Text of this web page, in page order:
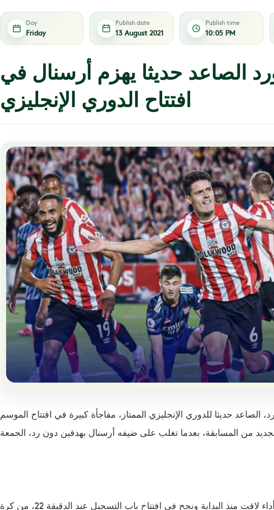
Day
Friday
Publish date
13 August 2021
Publish time
10:05 PM
الصاعد حديثا يهزم أرسنال في
افتتاح الدوري الإنجليزي
الصاعد حديثا للدوري الإنجليزي الممتاز، مفاجأة كبيرة في افتتاح الموسم
وقدم برينتفورد أداء لافت منذ البداية ونجح في افتتاح باب التسجيل عند الدقيقة 22، من كرة